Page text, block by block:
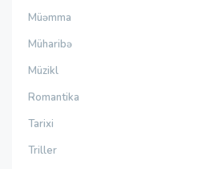
Müəmma
Müharibə
Müzikl
Romantika
Tarixi
Triller